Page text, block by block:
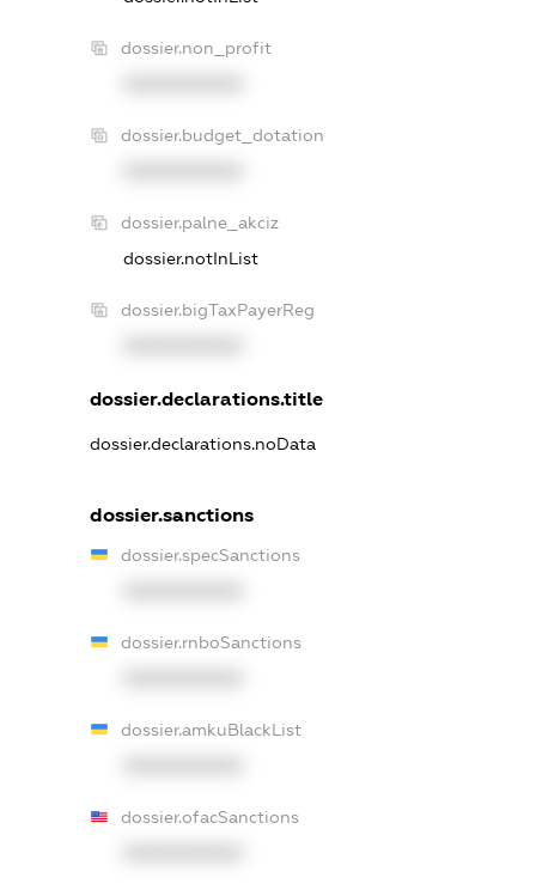
dossier.non_profit
dossier.budget_dotation
dossier.palne_akciz
dossier.notInList
dossier.bigTaxPayerReg
dossier.declarations.title
dossier.declarations.noData
dossier.sanctions
dossier.specSanctions
dossier.rnboSanctions
dossier.amkuBlackList
dossier.ofacSanctions